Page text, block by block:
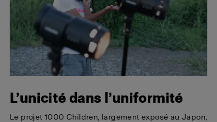
L’unicité dans l’uniformité
Le projet 1000 Children, largement exposé au Japon,